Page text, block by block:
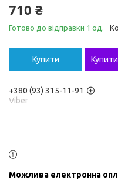
710 ₴
Готово до відправки 1 од.
Купити
+380 (93) 315-11-91
Viber